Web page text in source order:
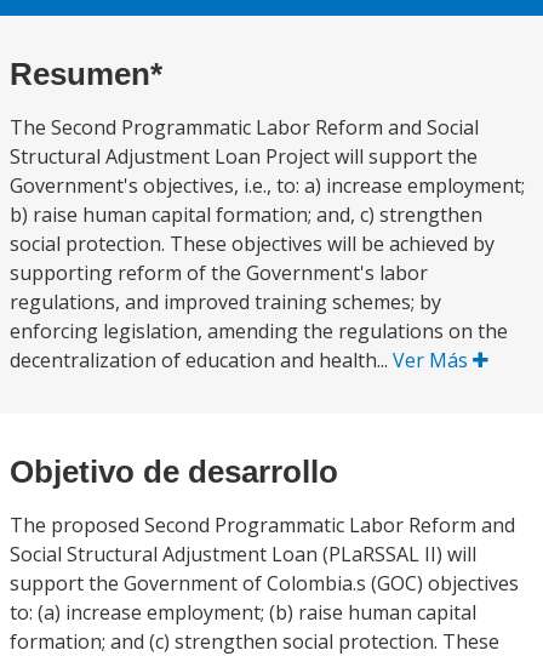
Resumen*
The Second Programmatic Labor Reform and Social
Structural Adjustment Loan Project will support the
Government's objectives, i.e., to: a) increase employment;
b) raise human capital formation; and, c) strengthen
social protection. These objectives will be achieved by
supporting reform of the Government's labor
regulations, and improved training schemes; by
enforcing legislation, amending the regulations on the
decentralization of education and health... Ver Más
Objetivo de desarrollo
The proposed Second Programmatic Labor Reform and
Social Structural Adjustment Loan (PLaRSSAL II) will
support the Government of Colombia.s (GOC) objectives
to: (a) increase employment; (b) raise human capital
formation; and (c) strengthen social protection. These